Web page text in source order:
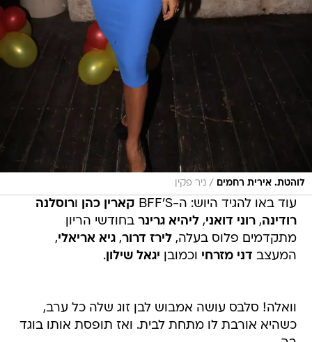
לוהטת. אירית רחמים / ניר פקין
עוד באו להגיד היוש: ה-BFF'S קארין כהן ורוסלנה
רודינה,רוני דואני,ליהיא גרינר בחודשי הריון
מתקדמים פלוס בעלה,לירז דרור,גיא אריאלי,
המעצב דני מזרחי וכמובן יגאל שילון.
וואלה! סלבס עושה אמבוש לבן זוג שלה כל ערב,
כשהיא אורבת לו מתחת לבית. ואז תופסת אותו בוגד